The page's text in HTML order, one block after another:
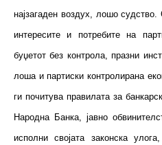
најзагаден воздух, лошо
интересите и потребите на
буџетот без контрола, празни
лоша и партиски контролирана
ги почитува правилата за
Народна Банка, јавно
исполни својата законска